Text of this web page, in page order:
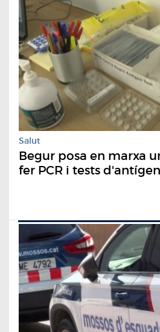
Salut
Begur posa en marxa
fer PCR i tests